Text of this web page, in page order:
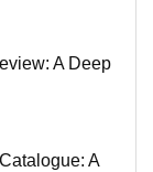
A Deep
A